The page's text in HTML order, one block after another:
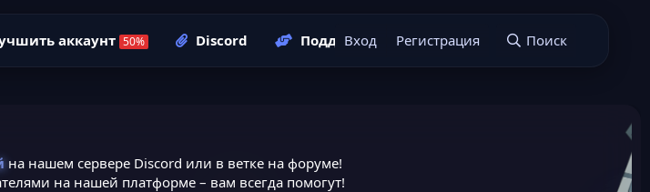
аккаунт Discord Поддержать нас Подать заявку
Вход Регистрация Поиск
на нашем сервере Discord или в ветке на форуме!
на нашей платформе – вам всегда помогут!